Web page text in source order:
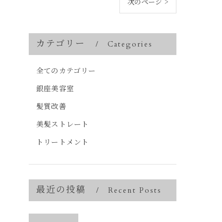
カテゴリー Categories
全てのカテゴリー
銀座美容室
髪質改善
美髪ストレート
トリートメント
最近の投稿 Recent Posts